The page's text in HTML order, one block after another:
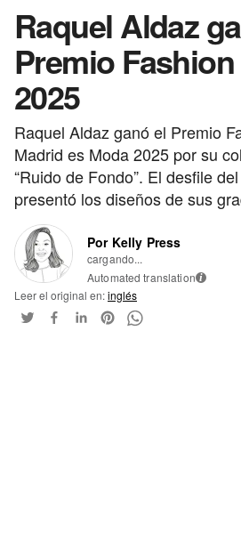
Raquel Aldaz
Premio
2025
Raquel Aldaz ganó el Premio
Madrid es Moda 2025 por su
“Ruido de Fondo”. El desfile
presentó los diseños de sus
Por Kelly Press
cargando...
Automated translation i
Leer el original en:inglés